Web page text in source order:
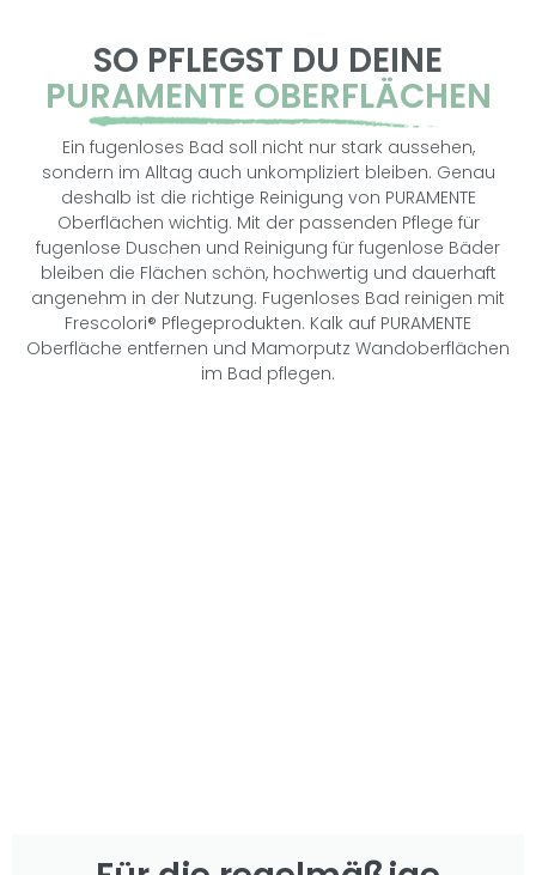
SO PFLEGST DU DEINE
PURAMENTE OBERFLÄCHEN
Ein fugenloses Bad soll nicht nur stark aussehen,
sondern im Alltag auch unkompliziert bleiben. Genau
deshalb ist die richtige Reinigung von PURAMENTE
Oberflächen wichtig. Mit der passenden Pflege für
fugenlose Duschen und Reinigung für fugenlose Bäder
bleiben die Flächen schön, hochwertig und dauerhaft
angenehm in der Nutzung. Fugenloses Bad reinigen mit
Frescolori® Pflegeprodukten. Kalk auf PURAMENTE
Oberfläche entfernen und Mamorputz Wandoberflächen
im Bad pflegen.